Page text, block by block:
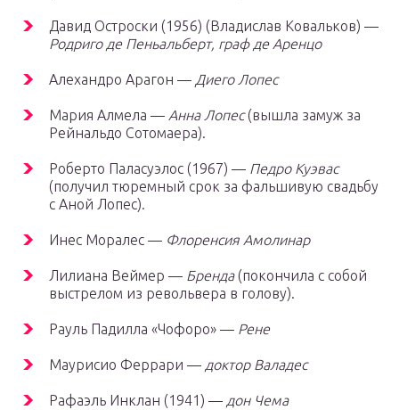
Давид Остроски (1956) (Владислав Ковальков) —
Родриго де Пеньальберт, граф де Аренцо
Алехандро Арагон — Диего Лопес
Мария Алмела — Анна Лопес(вышла замуж за
Рейнальдо Сотомаера).
Роберто Паласуэлос (1967) — Педро Куэвас
(получил тюремный срок за фальшивую свадьбу
с Аной Лопес).
Инес Моралес — Флоренсия Амолинар
Лилиана Веймер — Бренда(покончила с собой
выстрелом из револьвера в голову).
Рауль Падилла «Чофоро» — Рене
Маурисио Феррари — доктор Валадес
Рафаэль Инклан (1941) — дон Чема